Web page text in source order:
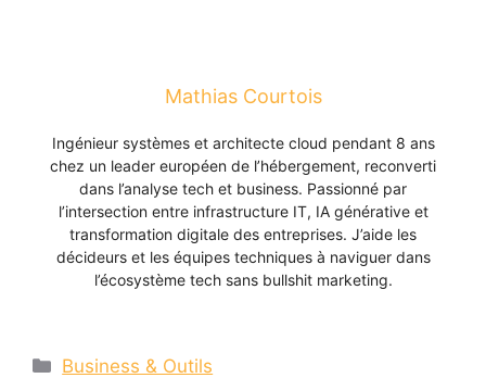
Mathias Courtois
Ingénieur systèmes et architecte cloud pendant 8 ans
chez un leader européen de l’hébergement, reconverti
dans l’analyse tech et business. Passionné par
l’intersection entre infrastructure IT, IA générative et
transformation digitale des entreprises. J’aide les
décideurs et les équipes techniques à naviguer dans
l’écosystème tech sans bullshit marketing.
Catégories
Business & Outils